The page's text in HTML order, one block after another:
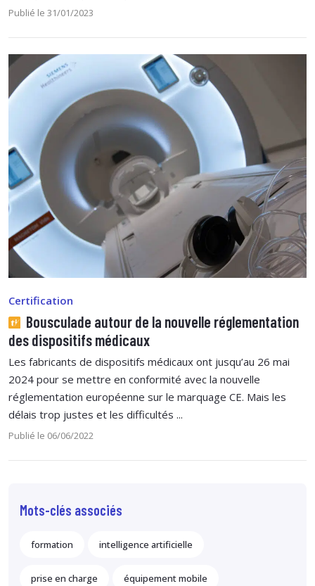
Publié le 31/01/2023
Certification
Bousculade autour de la nouvelle réglementation
des dispositifs médicaux
Les fabricants de dispositifs médicaux ont jusqu’au 26 mai
2024 pour se mettre en conformité avec la nouvelle
réglementation européenne sur le marquage CE. Mais les
délais trop justes et les difficultés ...
Publié le 06/06/2022
Mots-clés associés
formation intelligence artificielle
prise en charge équipement mobile